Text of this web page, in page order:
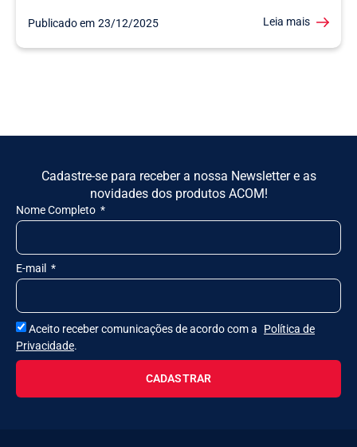
Publicado em 23/12/2025 Leia mais
Cadastre-se para receber a nossa Newsletter e as
novidades dos produtos ACOM!
Nome Completo
E-mail
Aceito receber comunicações de acordo com a
Política de
Privacidade.
CADASTRAR